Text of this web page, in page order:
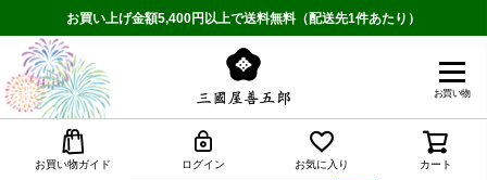
お買い上げ金額5,400円以上で送料無料（配送先1件あたり）
お買い物
お買い物ガイド ログイン お気に入り カート